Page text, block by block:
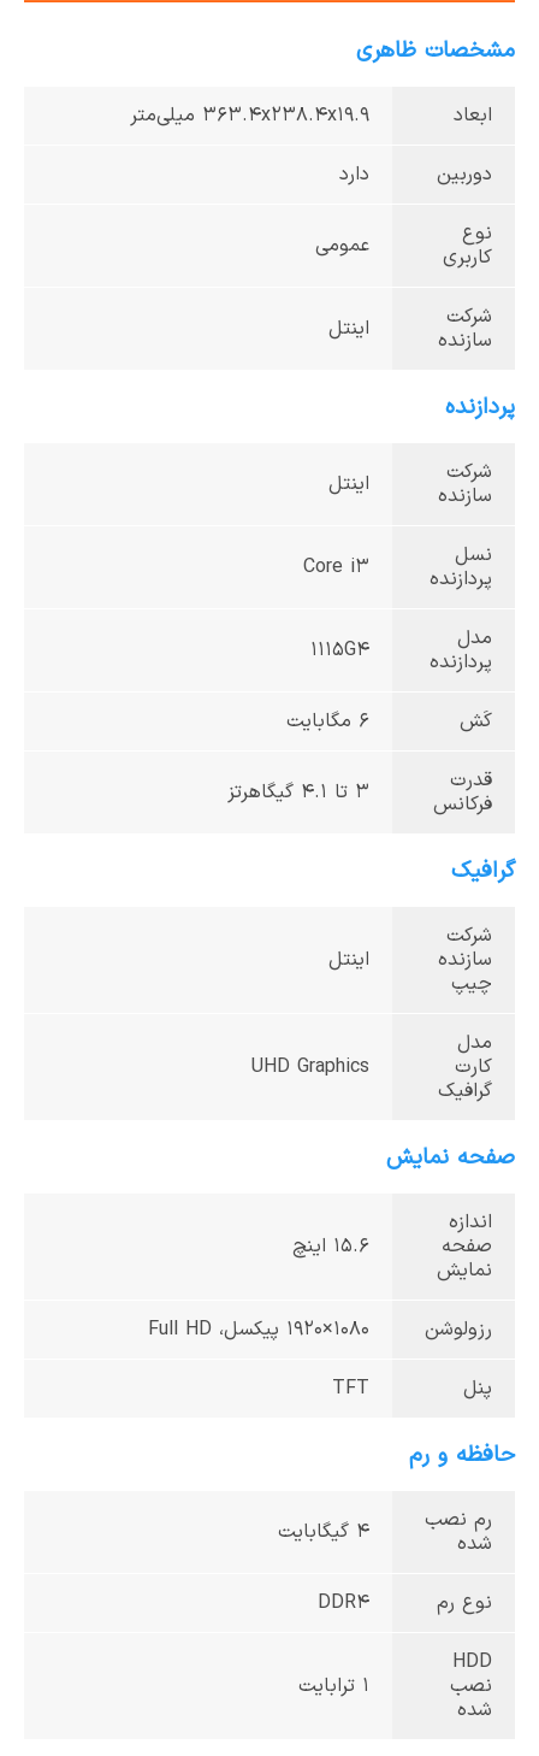
مشخصات ظاهری
ابعاد 363.4x238.4x19.9 میلی‌متر
دوربین دارد
نوع
کاربری
عمومی
شرکت
سازنده
اینتل
پردازنده
شرکت
سازنده
اینتل
نسل
پردازنده
Core i3
مدل
پردازنده
1115G4
کَش 6 مگابایت
قدرت
فرکانس
3 تا 4.1 گیگاهرتز
گرافیک
شرکت
سازنده
چیپ
اینتل
مدل
کارت
گرافیک
UHD Graphics
صفحه نمایش
اندازه
صفحه
نمایش
15.6 اینچ
رزولوشن 1080×1920 پیکسل، Full HD
پنل TFT
حافظه و رم
رم نصب
شده
4 گیگابایت
نوع رم DDR4
HDD
نصب
شده
1 ترابایت